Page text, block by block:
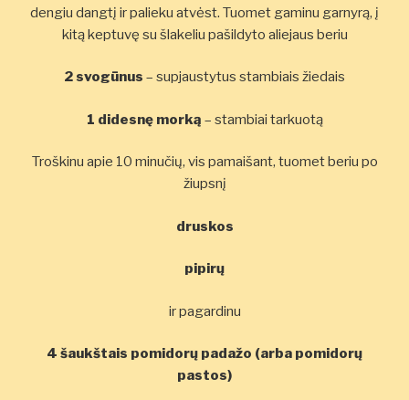
dengiu dangtį ir palieku atvėst. Tuomet gaminu garnyrą, į
kitą keptuvę su šlakeliu pašildyto aliejaus beriu
2 svogūnus – supjaustytus stambiais žiedais
1 didesnę morką – stambiai tarkuotą
Troškinu apie 10 minučių, vis pamaišant, tuomet beriu po
žiupsnį
druskos
pipirų
ir pagardinu
4 šaukštais pomidorų padažo (arba pomidorų
pastos)